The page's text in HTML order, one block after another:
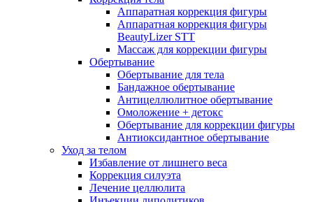
Аппаратная коррекция фигуры
Аппаратная коррекция фигуры
BeautyLizer STT
Массаж для коррекции фигуры
Обертывание
Обертывание для тела
Бандажное обертывание
Антицеллюлитное обертывание
Омоложение + детокс
Обертывание для коррекции фигуры
Антиоксидантное обертывание
Уход за телом
Избавление от лишнего веса
Коррекция силуэта
Лечение целлюлита